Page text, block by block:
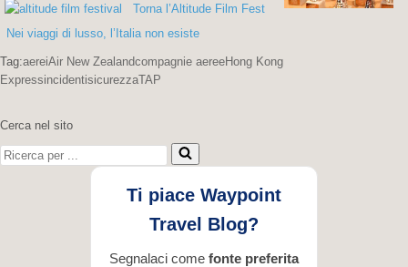
Torna l’Altitude Film Fest
Nei viaggi di lusso, l’Italia non esiste
Tag:aereiAir New Zealandcompagnie aereeHong Kong
ExpressincidentisicurezzaTAP
Cerca nel sito
Ricerca
per
Ti piace Waypoint
Travel Blog?
Segnalaci come fonte preferita